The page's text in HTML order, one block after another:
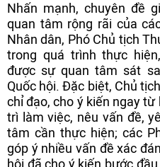
Nhấn mạnh, chuyên đề
quan tâm rộng rãi của
Nhân dân, Phó Chủ tịch
trong quá trình thực
được sự quan tâm sát
Quốc hội. Đặc biệt, Chủ
chỉ đạo, cho ý kiến ngay
trì làm việc, nêu vấn đề,
tâm cần thực hiện; các
góp ý nhiều vấn đề xác
hội đã cho ý kiến bước